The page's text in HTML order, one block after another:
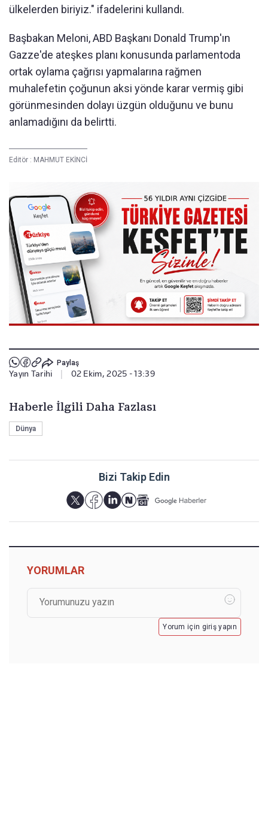
ülkelerden biriyiz." ifadelerini kullandı.
Başbakan Meloni, ABD Başkanı Donald Trump'ın
Gazze'de ateşkes planı konusunda parlamentoda
ortak oylama çağrısı yapmalarına rağmen
muhalefetin çoğunun aksi yönde karar vermiş gibi
görünmesinden dolayı üzgün olduğunu ve bunu
anlamadığını da belirtti.
Editör : MAHMUT EKİNCİ
Paylaş
Yayın Tarihi 02 Ekim, 2025 - 13:39
Haberle İlgili Daha Fazlası
Dünya
Bizi Takip Edin
YORUMLAR
Yorum için giriş yapın